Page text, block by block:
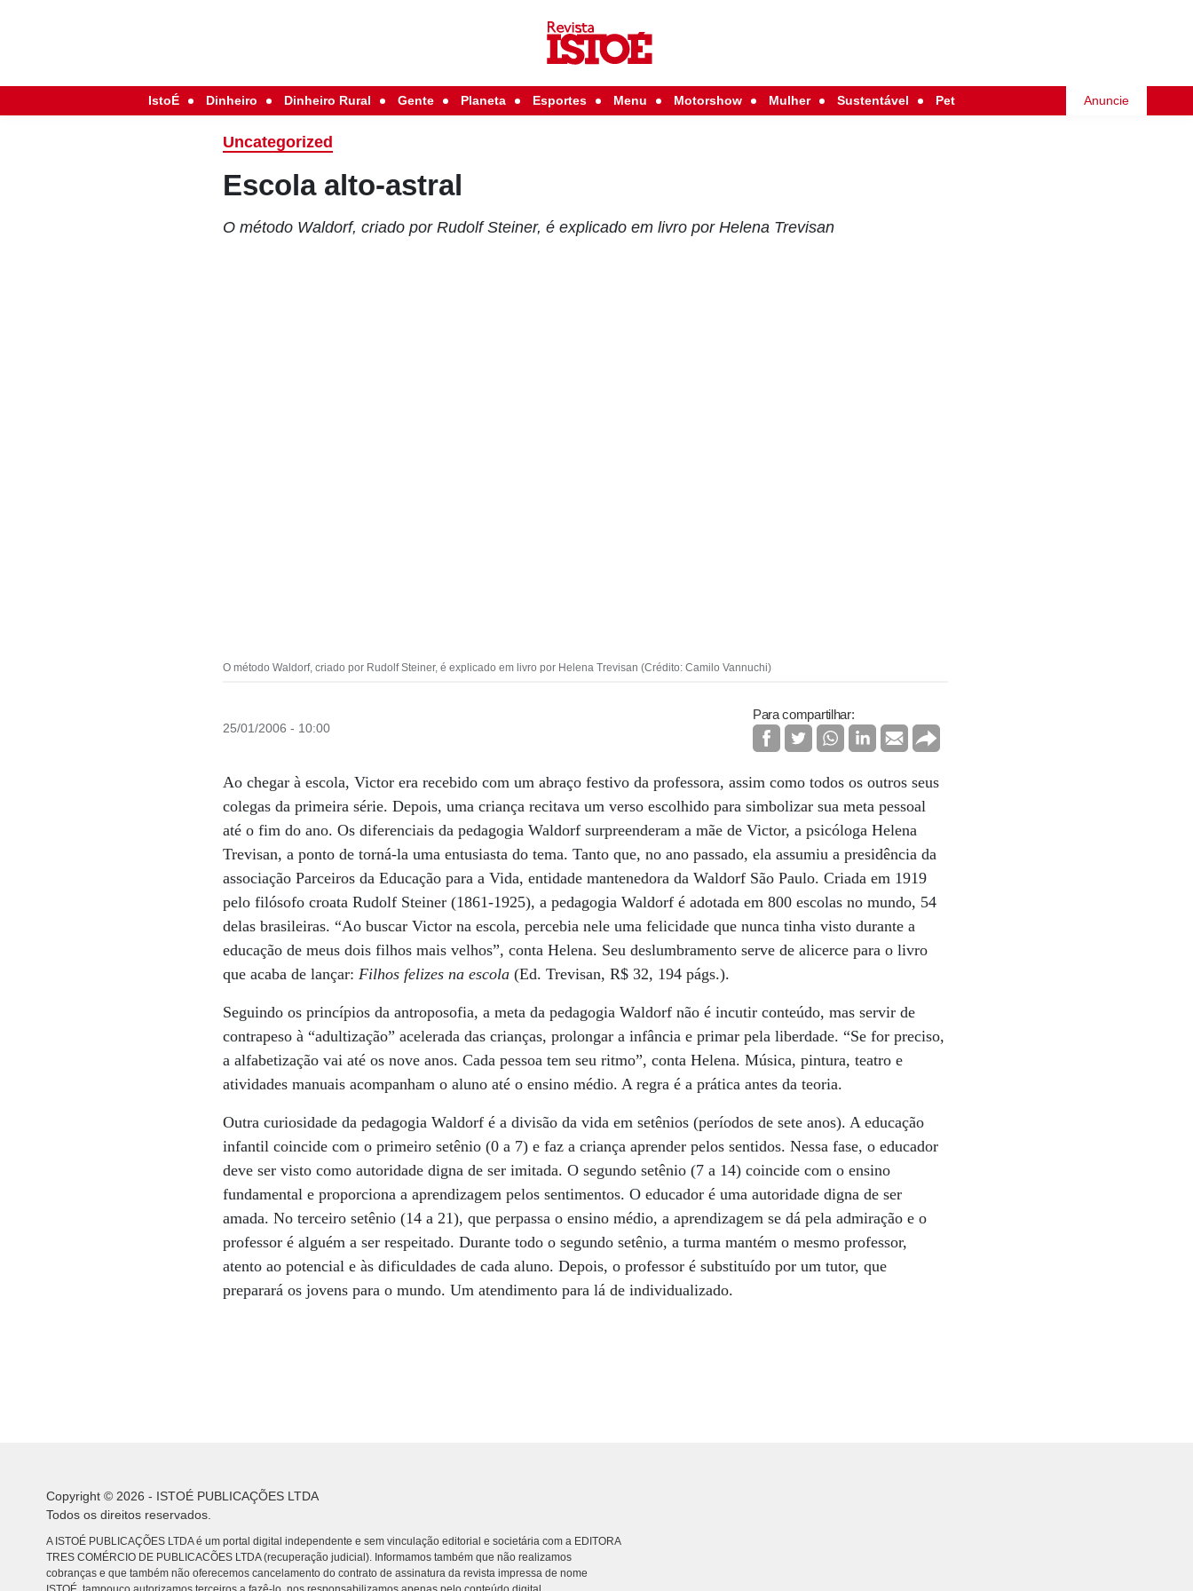
IstoÉ Dinheiro Dinheiro Rural Gente Planeta Esportes Menu Motorshow Mulher Sustentável Pet Anuncie
Uncategorized
Escola alto-astral
O método Waldorf, criado por Rudolf Steiner, é explicado em livro por Helena Trevisan
O método Waldorf, criado por Rudolf Steiner, é explicado em livro por Helena Trevisan (Crédito: Camilo Vannuchi)
25/01/2006 - 10:00
Para compartilhar:
Ao chegar à escola, Victor era recebido com um abraço festivo da professora, assim como todos os outros seus
colegas da primeira série. Depois, uma criança recitava um verso escolhido para simbolizar sua meta pessoal
até o fim do ano. Os diferenciais da pedagogia Waldorf surpreenderam a mãe de Victor, a psicóloga Helena
Trevisan, a ponto de torná-la uma entusiasta do tema. Tanto que, no ano passado, ela assumiu a presidência da
associação Parceiros da Educação para a Vida, entidade mantenedora da Waldorf São Paulo. Criada em 1919
pelo filósofo croata Rudolf Steiner (1861-1925), a pedagogia Waldorf é adotada em 800 escolas no mundo, 54
delas brasileiras. “Ao buscar Victor na escola, percebia nele uma felicidade que nunca tinha visto durante a
educação de meus dois filhos mais velhos”, conta Helena. Seu deslumbramento serve de alicerce para o livro
que acaba de lançar:Filhos felizes na escola(Ed. Trevisan, R$ 32, 194 págs.).
Seguindo os princípios da antroposofia, a meta da pedagogia Waldorf não é incutir conteúdo, mas servir de
contrapeso à “adultização” acelerada das crianças, prolongar a infância e primar pela liberdade. “Se for preciso,
a alfabetização vai até os nove anos. Cada pessoa tem seu ritmo”, conta Helena. Música, pintura, teatro e
atividades manuais acompanham o aluno até o ensino médio. A regra é a prática antes da teoria.
Outra curiosidade da pedagogia Waldorf é a divisão da vida em setênios (períodos de sete anos). A educação
infantil coincide com o primeiro setênio (0 a 7) e faz a criança aprender pelos sentidos. Nessa fase, o educador
deve ser visto como autoridade digna de ser imitada. O segundo setênio (7 a 14) coincide com o ensino
fundamental e proporciona a aprendizagem pelos sentimentos. O educador é uma autoridade digna de ser
amada. No terceiro setênio (14 a 21), que perpassa o ensino médio, a aprendizagem se dá pela admiração e o
professor é alguém a ser respeitado. Durante todo o segundo setênio, a turma mantém o mesmo professor,
atento ao potencial e às dificuldades de cada aluno. Depois, o professor é substituído por um tutor, que
preparará os jovens para o mundo. Um atendimento para lá de individualizado.
Copyright © 2026 - ISTOÉ PUBLICAÇÕES LTDA
Todos os direitos reservados.
A ISTOÉ PUBLICAÇÕES LTDA é um portal digital independente e sem vinculação editorial e societária com a EDITORA
TRES COMÉRCIO DE PUBLICACÕES LTDA (recuperação judicial). Informamos também que não realizamos
cobranças e que também não oferecemos cancelamento do contrato de assinatura da revista impressa de nome